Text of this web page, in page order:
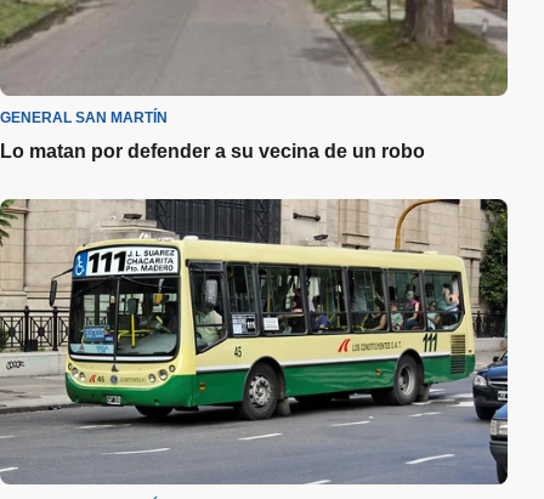
GENERAL SAN MARTÍN
Lo matan por defender a su vecina de un robo